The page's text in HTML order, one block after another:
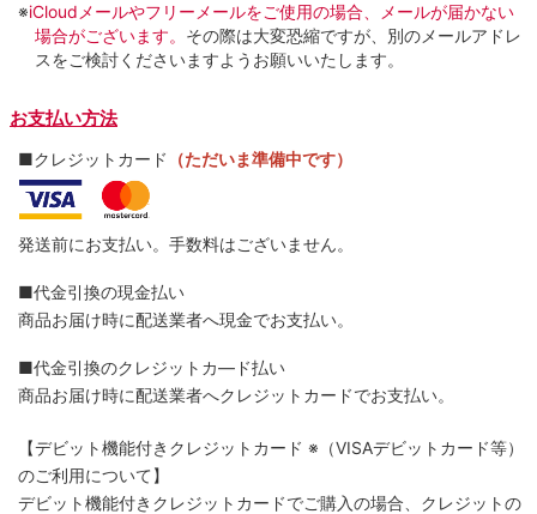
※iCloudメールやフリーメールをご使用の場合、メールが届かない
場合がございます。 その際は大変恐縮ですが、別のメールアドレ
スをご検討くださいますようお願いいたします。
お支払い方法
■クレジットカード （ただいま準備中です）
発送前にお支払い。手数料はございません。
■代金引換の現金払い
商品お届け時に配送業者へ現金でお支払い。
■代金引換のクレジットカ―ド払い
商品お届け時に配送業者へクレジットカードでお支払い。
【デビット機能付きクレジットカード ※（VISAデビットカード等）
のご利用について】
デビット機能付きクレジットカードでご購入の場合、クレジットの